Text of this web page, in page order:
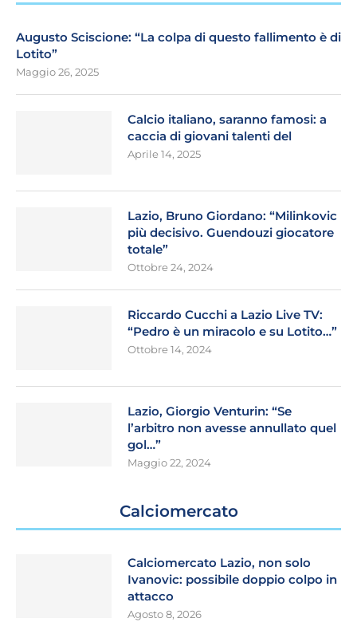
Augusto Sciscione: “La colpa di questo fallimento è di
Lotito”
Maggio 26, 2025
Calcio italiano, saranno famosi: a
caccia di giovani talenti del
Aprile 14, 2025
Lazio, Bruno Giordano: “Milinkovic
più decisivo. Guendouzi giocatore
totale”
Ottobre 24, 2024
Riccardo Cucchi a Lazio Live TV:
“Pedro è un miracolo e su Lotito…”
Ottobre 14, 2024
Lazio, Giorgio Venturin: “Se
l’arbitro non avesse annullato quel
gol…”
Maggio 22, 2024
Calciomercato
Calciomercato Lazio, non solo
Ivanovic: possibile doppio colpo in
attacco
Agosto 8, 2026